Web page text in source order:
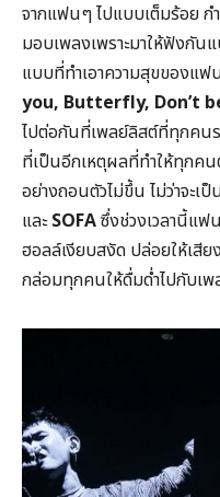
จากแฟนๆ ไปแบบเต็มร้อย ก
มอบเพลงเพราะมาให้ฟังกั
แบบที่ทำเอาความสุขของแ
you, Butterfly, Don’t
ไปต่อกันที่เพลย์ลิสต์ที่ทุกคน
ที่เป็นอีกเหตุผลที่ทำให้ทุกค
อย่างถอนตัวไม่ขึ้น ไม่ว่าจะเ
และSOFAซึ่งช่วงเวลานี้แ
ฮอลล์เงียบสงัด ปล่อยให้เสีย
กล่อมทุกคนให้ดื่มด่ำไปกับเ